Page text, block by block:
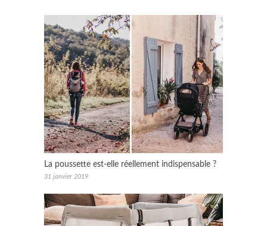
La poussette est-elle réellement indispensable ?
31 janvier 2019